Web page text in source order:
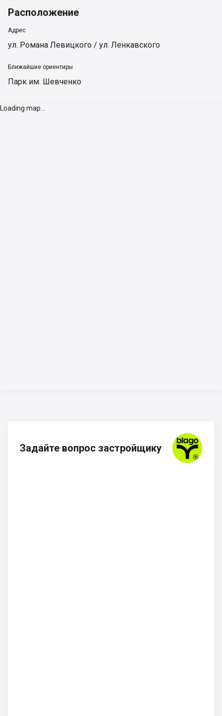
Расположение
Адрес
ул. Романа Левицкого / ул. Ленкавского
Ближайшие ориентиры
Парк им. Шевченко
Loading map...
Задайте вопрос застройщику